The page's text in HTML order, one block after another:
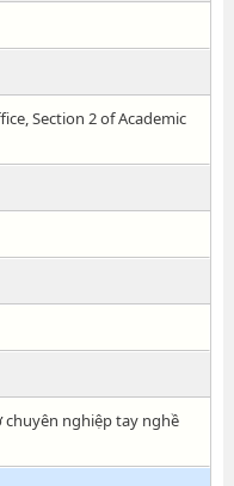
Section 2 of Academic
nghiệp tay nghề